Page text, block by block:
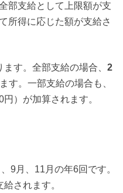
全部支給として上限額が支
所得に応じた額が支給さ
す。全部支給の場合、 2
す。一部支給の場合も、
）が加算されます。
9月、11月の年6回です。
されます。